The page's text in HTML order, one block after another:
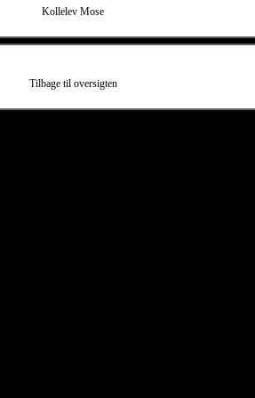
Kollelev Mose
Tilbage til oversigten